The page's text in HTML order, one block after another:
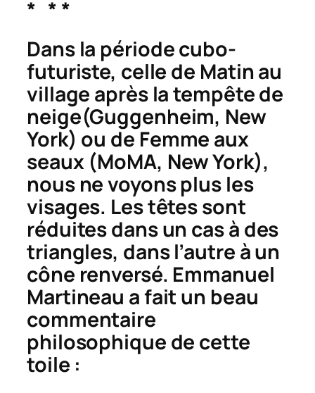
* * *
Dans la période cubo-
futuriste, celle de Matin au
village après la tempête de
neige(Guggenheim, New
York) ou deFemme aux
seaux(MoMA, New York),
nous ne voyons plus les
visages. Les têtes sont
réduites dans un cas à des
triangles, dans l’autre à un
cône renversé. Emmanuel
Martineau a fait un beau
commentaire
philosophique de cette
toile :